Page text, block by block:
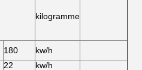
kilogramme
180
kw/h
22
kw/h